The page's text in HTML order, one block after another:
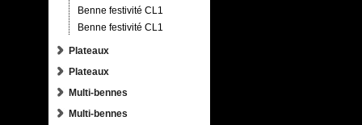
Benne festivité CL1
Benne festivité CL1
Plateaux
Plateaux
Multi-bennes
Multi-bennes